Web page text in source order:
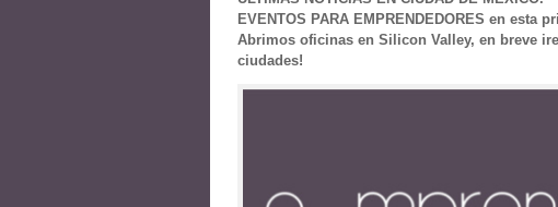
EVENTOS PARA EMPRENDEDORES en esta
Abrimos oficinas en Silicon Valley, en breve
ciudades!